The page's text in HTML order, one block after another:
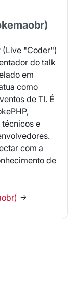
(Live "Coder")
do talk
em
como
de TI. É
e
com a
de